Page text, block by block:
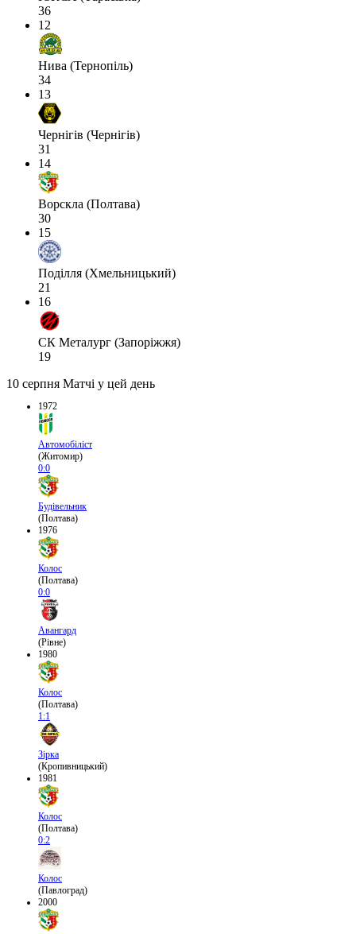
36
12
Нива (Тернопіль)
34
13
Чернігів (Чернігів)
31
14
Ворскла (Полтава)
30
15
Поділля (Хмельницький)
21
16
СК Металург (Запоріжжя)
19
10 серпня Матчі у цей день
1972
Автомобіліст
(Житомир)
0:0
Будівельник
(Полтава)
1976
Колос
(Полтава)
0:0
Авангард
(Рівне)
1980
Колос
(Полтава)
1:1
Зірка
(Кропивницький)
1981
Колос
(Полтава)
0:2
Колос
(Павлоград)
2000